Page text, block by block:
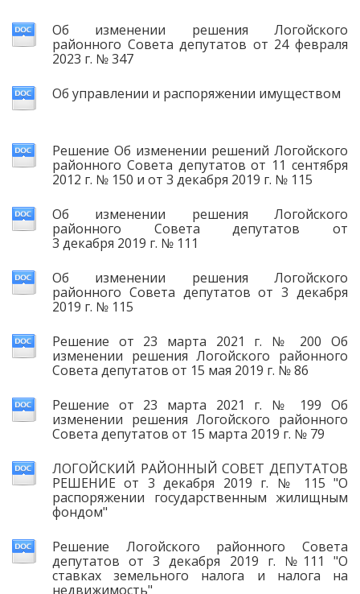
Об изменении решения Логойского
районного Совета депутатов от 24 февраля
2023 г. № 347
Об управлении и распоряжении имуществом
Решение Об изменении решений Логойского
районного Совета депутатов от 11 сентября
2012 г. № 150 и от 3 декабря 2019 г. № 115
Об изменении решения Логойского
районного Совета депутатов от
3 декабря 2019 г. № 111
Об изменении решения Логойского
районного Совета депутатов от 3 декабря
2019 г. № 115
Решение от 23 марта 2021 г. № 200 Об
изменении решения Логойского районного
Совета депутатов от 15 мая 2019 г. № 86
Решение от 23 марта 2021 г. № 199 Об
изменении решения Логойского районного
Совета депутатов от 15 марта 2019 г. № 79
ЛОГОЙСКИЙ РАЙОННЫЙ СОВЕТ ДЕПУТАТОВ
РЕШЕНИЕ от 3 декабря 2019 г. № 115 "О
распоряжении государственным жилищным
фондом"
Решение Логойского районного Совета
депутатов от 3 декабря 2019 г. №111 "О
ставках земельного налога и налога на
недвижимость"